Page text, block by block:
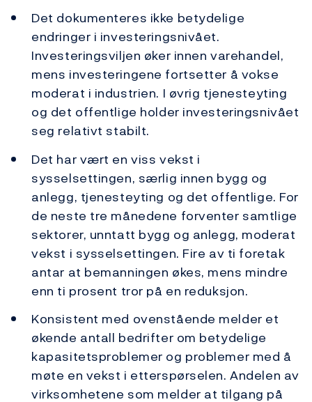
Det dokumenteres ikke betydelige
endringer i investeringsnivået.
Investeringsviljen øker innen varehandel,
mens investeringene fortsetter å vokse
moderat i industrien. I øvrig tjenesteyting
og det offentlige holder investeringsnivået
seg relativt stabilt.
Det har vært en viss vekst i
sysselsettingen, særlig innen bygg og
anlegg, tjenesteyting og det offentlige. For
de neste tre månedene forventer samtlige
sektorer, unntatt bygg og anlegg, moderat
vekst i sysselsettingen. Fire av ti foretak
antar at bemanningen økes, mens mindre
enn ti prosent tror på en reduksjon.
Konsistent med ovenstående melder et
økende antall bedrifter om betydelige
kapasitetsproblemer og problemer med å
møte en vekst i etterspørselen. Andelen av
virksomhetene som melder at tilgang på